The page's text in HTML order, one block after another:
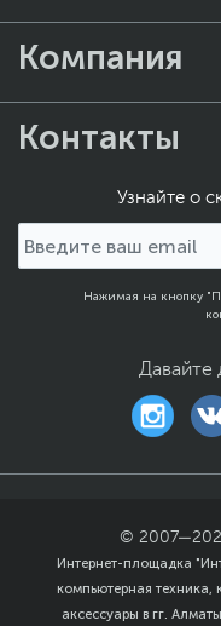
Компания
Контакты
Узнайте о
Нажимая на кнопку
Давайте
© 2007—
Интернет-площадка
компьютерная
аксессуары в гг.